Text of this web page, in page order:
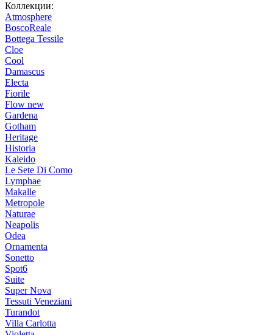
Коллекции:
Atmosphere
BoscoReale
Bottega Tessile
Cloe
Cool
Damascus
Electa
Fiorile
Flow new
Gardena
Gotham
Heritage
Historia
Kaleido
Le Sete Di Como
Lymphae
Makalle
Metropole
Naturae
Neapolis
Odea
Ornamenta
Sonetto
Spot6
Suite
Super Nova
Tessuti Veneziani
Turandot
Villa Carlotta